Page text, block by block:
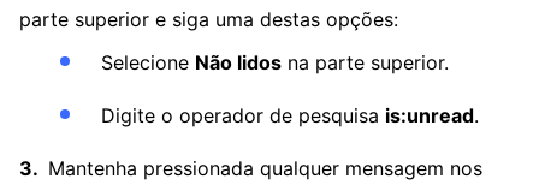
parte superior e siga uma destas opções:
Selecione Não lidos na parte superior.
Digite o operador de pesquisa is:unread.
Mantenha pressionada qualquer mensagem nos